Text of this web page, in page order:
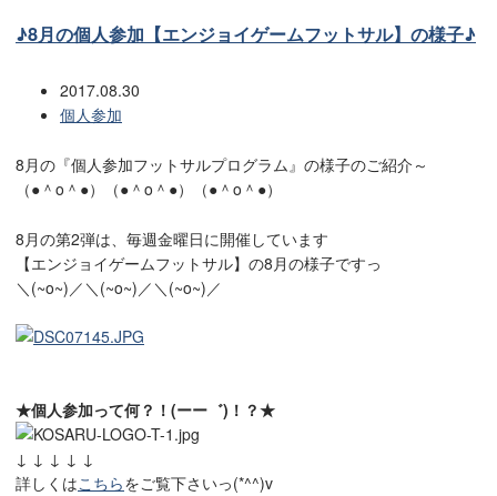
♪8月の個人参加【エンジョイゲームフットサル】の様子♪
2017.08.30
個人参加
8月の『個人参加フットサルプログラム』の様子のご紹介～
（●＾o＾●）（●＾o＾●）（●＾o＾●）
8月の第2弾は、毎週金曜日に開催しています
【エンジョイゲームフットサル】の8月の様子ですっ
＼(~o~)／＼(~o~)／＼(~o~)／
★個人参加って何？！(ーー゛)！？★
↓ ↓ ↓ ↓ ↓
詳しくはこちらをご覧下さいっ(*^^)v